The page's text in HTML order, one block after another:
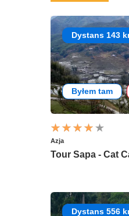
Dystans 143
Byłem tam
Azja
Tour Sapa - Cat
Dystans 556